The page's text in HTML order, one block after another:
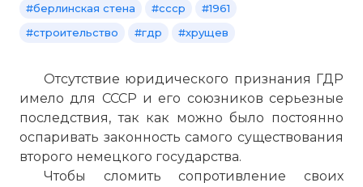
#берлинская стена
#ссср
#1961
#строительство
#гдр #хрущев
Отсутствие юридического признания ГДР
имело для СССР и его союзников серьезные
последствия, так как можно было постоянно
оспаривать законность самого существования
второго немецкого государства.
Чтобы сломить сопротивление своих